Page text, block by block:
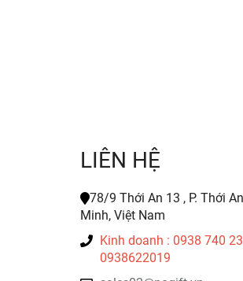
LIÊN HỆ
78/9 Thới An 13 , P. Thới
Minh, Việt Nam
Kinh doanh : 0938 740
0938622019